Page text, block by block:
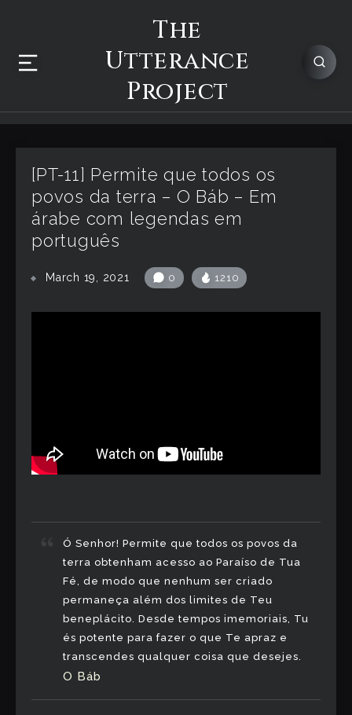
The
Utterance
Project
[PT-11] Permite que todos os
povos da terra – O Báb – Em
árabe com legendas em
português
March 19, 2021 0 1210
Ó Senhor! Permite que todos os povos da
terra obtenham acesso ao Paraíso de Tua
Fé, de modo que nenhum ser criado
permaneça além dos limites de Teu
beneplácito. Desde tempos imemoriais, Tu
és potente para fazer o que Te apraz e
transcendes qualquer coisa que desejes.
O Báb